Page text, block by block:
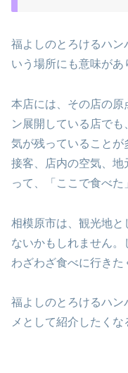
福よしのとろけるハン
いう場所にも意味があ
本店には、その店の
ン展開している店で
気が残っていることが
接客、店内の空気、地
って、「ここで食べた
相模原市は、観光地
ないかもしれません。
わざわざ食べに行きた
福よしのとろけるハ
メとして紹介したくな